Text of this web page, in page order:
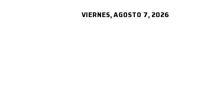
VIERNES, AGOSTO 7, 2026